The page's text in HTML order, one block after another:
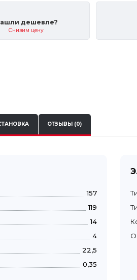
дешевле?
Снизим цену
ОТЗЫВЫ (0)
157
119
14
4
22,5
0,35